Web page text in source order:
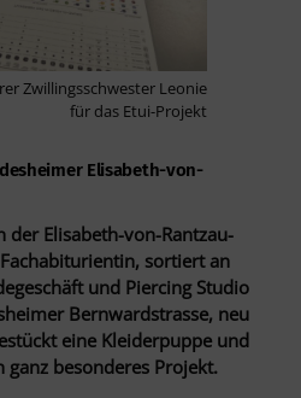
Zwillingsschwester Leonie
für das Etui-Projekt
Elisabeth-von-
der Elisabeth-von-Rantzau-
sortiert an
und Piercing Studio
Bernwardstrasse, neu
eine Kleiderpuppe und
ganz besonderes Projekt.